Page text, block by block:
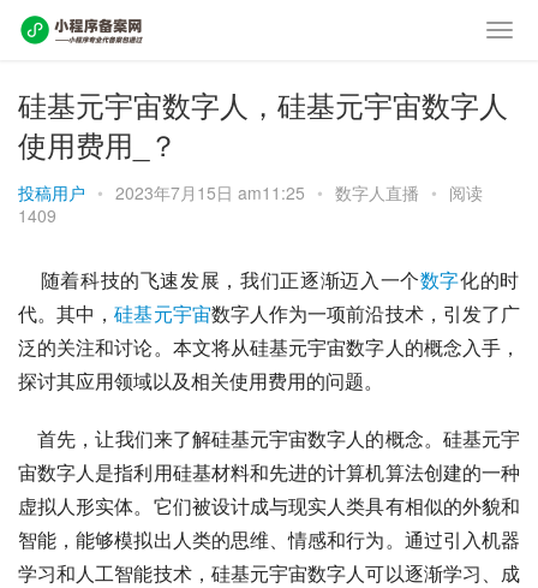
硅基元宇宙数字人，硅基元宇宙数字人
使用费用_？
投稿用户 • 2023年7月15日 am11:25 • 数字人直播 • 阅读
1409
    随着科技的飞速发展，我们正逐渐迈入一个
数字化的时
代。其中，硅基元宇宙数字人作为一项前沿技术，引发了广
泛的关注和讨论。本文将从硅基元宇宙数字人的概念入手，
探讨其应用领域以及相关使用费用的问题。
    首先，让我们来了解硅基元宇宙数字人的概念。硅基元宇
宙数字人是指利用硅基材料和先进的计算机算法创建的一种
虚拟人形实体。它们被设计成与现实人类具有相似的外貌和
智能，能够模拟出人类的思维、情感和行为。通过引入机器
学习和人工智能技术，硅基元宇宙数字人可以逐渐学习、成